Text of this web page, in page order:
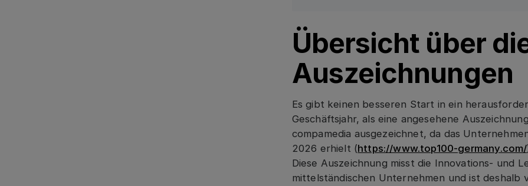
Übersicht über
Auszeichnungen
Es gibt keinen besseren Start in ein
Geschäftsjahr, als eine angesehene
compamedia ausgezeichnet, da das
2026 erhielt (https://www.top100-germany.com/
Diese Auszeichnung misst die Innovations- und
mittelständischen Unternehmen und ist deshalb